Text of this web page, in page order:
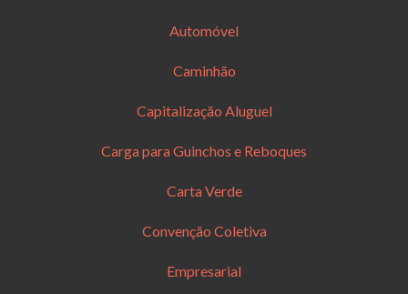
Automóvel
Caminhão
Capitalização Aluguel
Carga para Guinchos e Reboques
Carta Verde
Convenção Coletiva
Empresarial